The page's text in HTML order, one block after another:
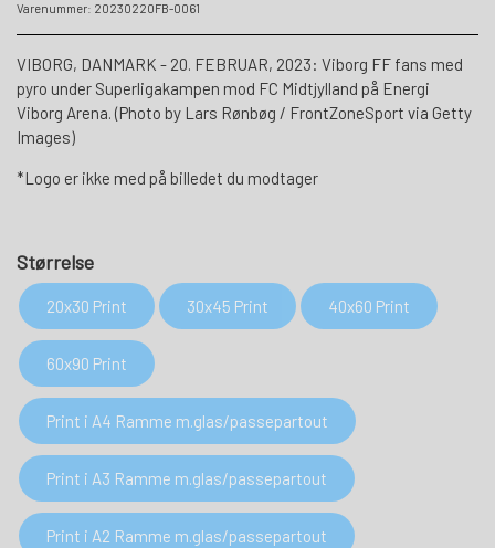
Varenummer: 20230220FB-0061
VIBORG, DANMARK - 20. FEBRUAR, 2023: Viborg FF fans med
pyro under Superligakampen mod FC Midtjylland på Energi
Viborg Arena. (Photo by Lars Rønbøg / FrontZoneSport via Getty
Images)
*Logo er ikke med på billedet du modtager
Størrelse
20x30 Print 30x45 Print 40x60 Print
60x90 Print
Print i A4 Ramme m.glas/passepartout
Print i A3 Ramme m.glas/passepartout
Print i A2 Ramme m.glas/passepartout